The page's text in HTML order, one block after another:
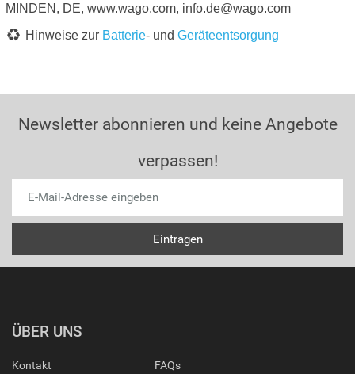
MINDEN, DE, www.wago.com, info.de@wago.com
Hinweise zur Batterie- und Geräteentsorgung
Newsletter abonnieren und keine Angebote
verpassen!
ÜBER UNS
Kontakt FAQs